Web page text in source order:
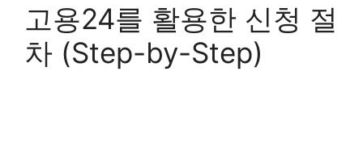
고용24를 활용한 신청 절
차 (Step-by-Step)